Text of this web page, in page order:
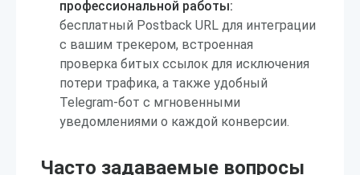
профессиональной работы:
бесплатный Postback URL для интеграции
с вашим трекером, встроенная
проверка битых ссылок для исключения
потери трафика, а также удобный
Telegram-бот с мгновенными
уведомлениями о каждой конверсии.
Часто задаваемые вопросы